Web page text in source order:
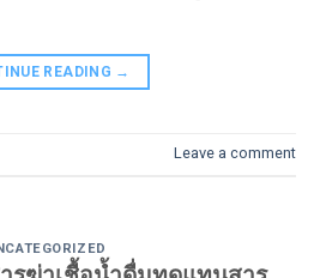
READING →
Leave a comment